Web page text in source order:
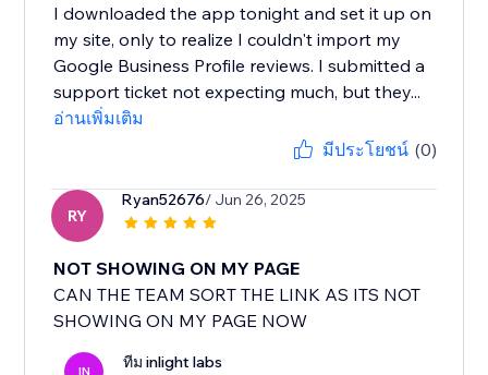
I downloaded the app tonight and set it up on
my site, only to realize I couldn't import my
Google Business Profile reviews. I submitted a
support ticket not expecting much, but they...
อ่านเพิ่มเติม
มีประโยชน์ (0)
RY
Ryan52676/ Jun 26, 2025
NOT SHOWING ON MY PAGE
CAN THE TEAM SORT THE LINK AS ITS NOT
SHOWING ON MY PAGE NOW
IN ทีม inlight labs